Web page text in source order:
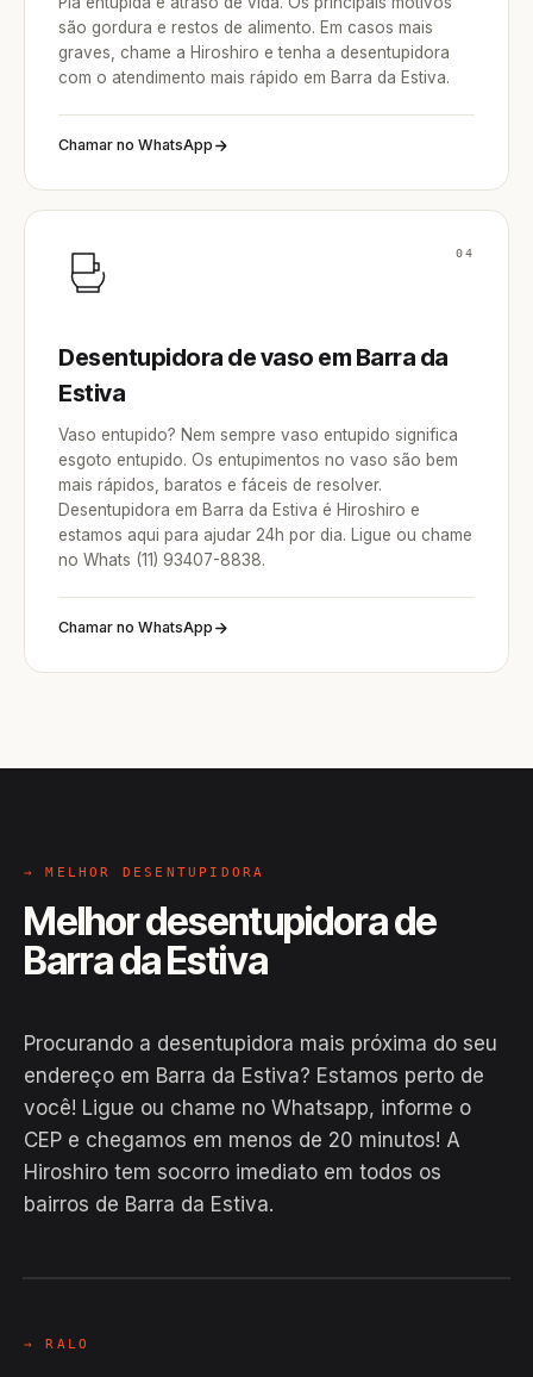
são gordura e restos de alimento. Em casos mais
graves, chame a Hiroshiro e tenha a desentupidora
com o atendimento mais rápido em Barra da Estiva.
Chamar no WhatsApp
04
Desentupidora de vaso em Barra da
Estiva
Vaso entupido? Nem sempre vaso entupido significa
esgoto entupido. Os entupimentos no vaso são bem
mais rápidos, baratos e fáceis de resolver.
Desentupidora em Barra da Estiva é Hiroshiro e
estamos aqui para ajudar 24h por dia. Ligue ou chame
no Whats (11) 93407-8838.
Chamar no WhatsApp
→ MELHOR DESENTUPIDORA
Melhor desentupidora de
Barra da Estiva
Procurando a desentupidora mais próxima do seu
endereço em Barra da Estiva? Estamos perto de
você! Ligue ou chame no Whatsapp, informe o
CEP e chegamos em menos de 20 minutos! A
Hiroshiro tem socorro imediato em todos os
bairros de Barra da Estiva.
EM CAMPO
→ RALO